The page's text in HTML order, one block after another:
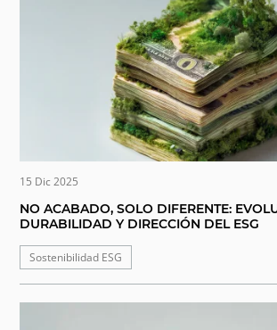
15 Dic 2025
NO ACABADO, SOLO DIFERENTE:
DURABILIDAD Y DIRECCIÓN DEL ESG
Sostenibilidad ESG